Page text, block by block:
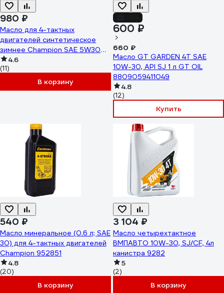
980 ₽
Масло для 4-тактных
двигателей синтетическое
зимнее Champion SAE 5W30
API SL/CF 1л 952856
4.6
(11)
В корзину
600 ₽
660 ₽
Масло GT GARDEN 4T SAE
10W-30, API SJ 1 л GT OIL
8809059411049
4.8
(12)
Купить
540 ₽
Масло минеральное (0.6 л; SAE
30) для 4-тактных двигателей
Champion 952851
4.8
(20)
В корзину
3 104 ₽
Масло четырехтактное
ВМПАВТО 10W-30, SJ/CF, 4л
канистра 9282
5
(2)
В корзину